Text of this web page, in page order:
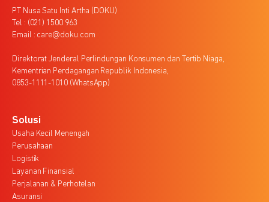
PT Nusa Satu Inti Artha (DOKU)
Tel : (021) 1500 963
Email : care@doku.com
Direktorat Jenderal Perlindungan Konsumen dan Tertib Niaga,
Kementrian Perdagangan Republik Indonesia,
0853-1111-1010 (WhatsApp)
Solusi
Usaha Kecil Menengah
Perusahaan
Logistik
Layanan Finansial
Perjalanan & Perhotelan
Asuransi